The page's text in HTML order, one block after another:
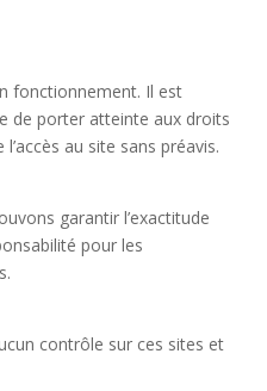
fonctionnement. Il est
de porter atteinte aux droits
au site sans préavis.
garantir l’exactitude
pour les
contrôle sur ces sites et